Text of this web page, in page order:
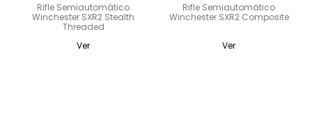
Rifle Semiautomático
Winchester SXR2 Stealth
Threaded
Ver
Rifle Semiautomático
Winchester SXR2 Composite
Ver